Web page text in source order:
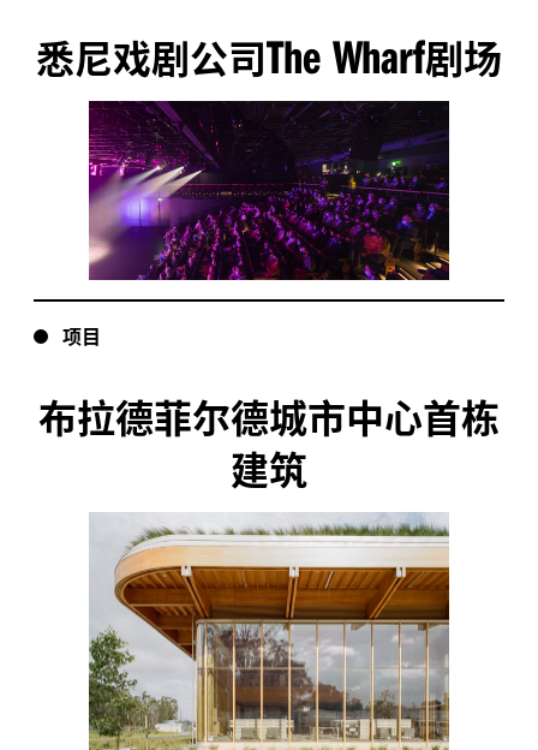
悉尼戏剧公司The Wharf剧场
项目
布拉德菲尔德城市中心首栋
建筑